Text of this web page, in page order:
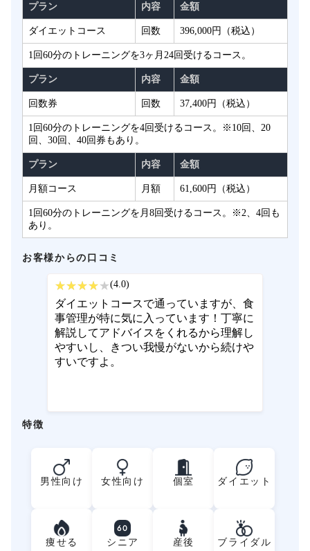
プラン 内容 金額
ダイエットコース 回数 396,000円（税込）
1回60分のトレーニングを3ヶ月24回受けるコース。
プラン 内容 金額
回数券 回数 37,400円（税込）
1回60分のトレーニングを4回受けるコース。※10回、20
回、30回、40回券もあり。
プラン 内容 金額
月額コース 月額 61,600円（税込）
1回60分のトレーニングを月8回受けるコース。※2、4回も
あり。
お客様からの口コミ
(4.0)
ダイエットコースで通っていますが、食
事管理が特に気に入っています！丁寧に
解説してアドバイスをくれるから理解し
やすいし、きつい我慢がないから続けや
すいですよ。
特徴
男性向け 女性向け 個室 ダイエット
痩せる
60
シニア
産後 ブライダル